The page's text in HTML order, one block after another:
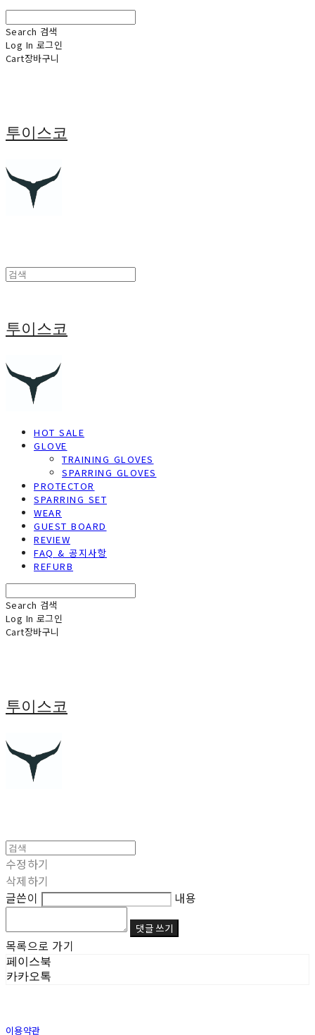
Search 검색
Log In 로그인
Cart장바구니
투이스코
투이스코
HOT SALE
GLOVE
TRAINING GLOVES
SPARRING GLOVES
PROTECTOR
SPARRING SET
WEAR
GUEST BOARD
REVIEW
FAQ & 공지사항
REFURB
Search 검색
Log In 로그인
Cart장바구니
투이스코
수정하기
삭제하기
글쓴이
내용
댓글 쓰기
목록으로 가기
페이스북
카카오톡
이용약관